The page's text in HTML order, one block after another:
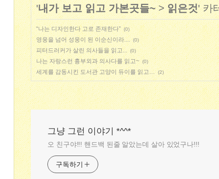
'내가 보고 읽고 가본곳들~>읽은것' 카
“나는 디자인한다 고로 존재한다” (0)
영웅을 넘어 성웅이 된 이순신이라.... (0)
피터드러커가 살린 의사들을 읽고... (0)
나는 자랑스런 흉부외과 의사다를 읽고~ (0)
세계를 감동시킨 도서관 고양이 듀이를 읽고… (2)
그냥 그런 이야기 *^^*
오 친구야!!! 핸드백 된줄 알았는데 살아 있었구나!!!
구독하기